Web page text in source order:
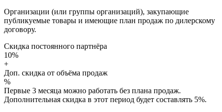
Организации (или группы организаций), закупающие
публикуемые товары и имеющие план продаж по дилерскому
договору.
Скидка постоянного партнёра
10%
+
Доп. скидка от объёма продаж
%
Первые 3 месяца можно работать без плана продаж.
Дополнительная скидка в этот период будет составлять 5%.